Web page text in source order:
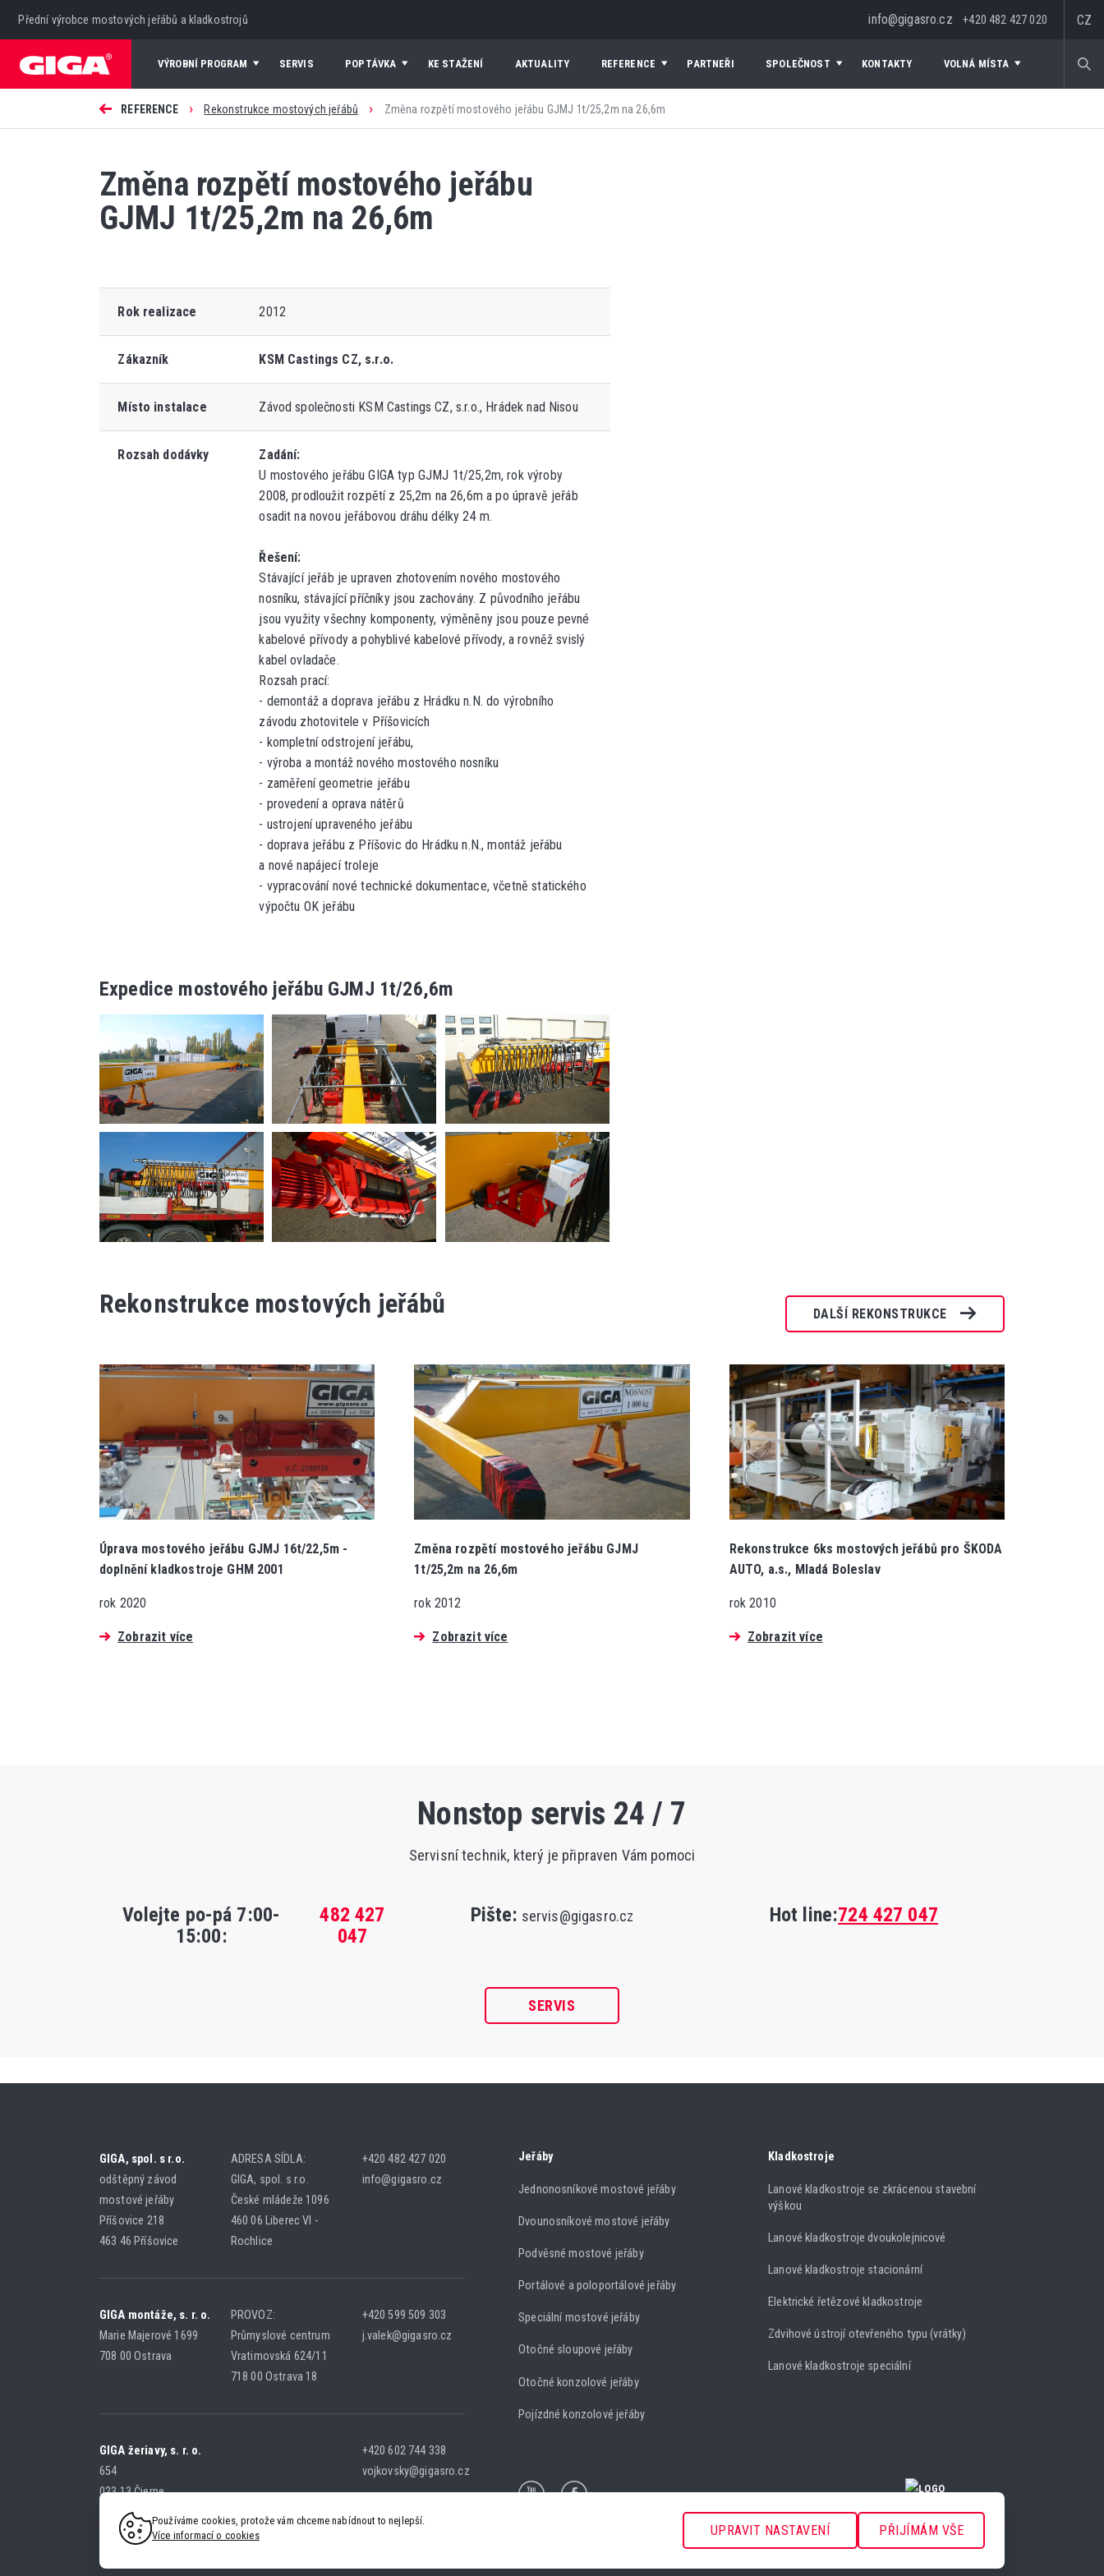
Přední výrobce mostových jeřábů a kladkostrojů info@gigasro.cz+420 482 427 020 CZ
VÝROBNÍ PROGRAM SERVIS POPTÁVKA KE STAŽENÍ AKTUALITY REFERENCE PARTNEŘI SPOLEČNOST KONTAKTY VOLNÁ MÍSTA
REFERENCE › Rekonstrukce mostových jeřábů › Změna rozpětí mostového jeřábu GJMJ 1t/25,2m na 26,6m
Změna rozpětí mostového jeřábu
GJMJ 1t/25,2m na 26,6m
Rok realizace 2012
Zákazník KSM Castings CZ, s.r.o.
Místo instalace Závod společnosti KSM Castings CZ, s.r.o., Hrádek nad Nisou
Rozsah dodávky
Zadání:
U mostového jeřábu GIGA typ GJMJ 1t/25,2m, rok výroby
2008, prodloužit rozpětí z 25,2m na 26,6m a po úpravě jeřáb
osadit na novou jeřábovou dráhu délky 24 m.
Řešení:
Stávající jeřáb je upraven zhotovením nového mostového
nosníku, stávající příčníky jsou zachovány. Z původního jeřábu
jsou využity všechny komponenty, výměněny jsou pouze pevné
kabelové přívody a pohyblivé kabelové přívody, a rovněž svislý
kabel ovladače.
Rozsah prací:
- demontáž a doprava jeřábu z Hrádku n.N. do výrobního
závodu zhotovitele v Příšovicích
- kompletní odstrojení jeřábu,
- výroba a montáž nového mostového nosníku
- zaměření geometrie jeřábu
- provedení a oprava nátěrů
- ustrojení upraveného jeřábu
- doprava jeřábu z Příšovic do Hrádku n.N., montáž jeřábu
a nové napájecí troleje
- vypracování nové technické dokumentace, včetně statického
výpočtu OK jeřábu
Expedice mostového jeřábu GJMJ 1t/26,6m
Rekonstrukce mostových jeřábů DALŠÍ REKONSTRUKCE
Úprava mostového jeřábu GJMJ 16t/22,5m -
doplnění kladkostroje GHM 2001
rok 2020
Zobrazit více
Změna rozpětí mostového jeřábu GJMJ
1t/25,2m na 26,6m
rok 2012
Zobrazit více
Rekonstrukce 6ks mostových jeřábů pro ŠKODA
AUTO, a.s., Mladá Boleslav
rok 2010
Zobrazit více
Nonstop servis 24 / 7
Servisní technik, který je připraven Vám pomoci
Volejte po-pá 7:00-
15:00:
482 427
047
Pište: servis@gigasro.cz Hot line:724 427 047
SERVIS
GIGA, spol. s r.o.
odštěpný závod
mostové jeřáby
Příšovice 218
463 46 Příšovice
ADRESA SÍDLA:
GIGA, spol. s r.o.
České mládeže 1096
460 06 Liberec VI -
Rochlice
+420 482 427 020
info@gigasro.cz
GIGA montáže, s. r. o.
Marie Majerové 1699
708 00 Ostrava
PROVOZ:
Průmyslové centrum
Vratimovská 624/11
718 00 Ostrava 18
+420 599 509 303
j.valek@gigasro.cz
GIGA žeriavy, s. r. o.
654
023 13 Čierne
SLOVENSKÁ REPUBLIKA
+420 602 744 338
vojkovsky@gigasro.cz
Jeřáby
Jednonosníkové mostové jeřáby
Dvounosníkové mostové jeřáby
Podvěsné mostové jeřáby
Portálové a poloportálové jeřáby
Speciální mostové jeřáby
Otočné sloupové jeřáby
Otočné konzolové jeřáby
Pojízdné konzolové jeřáby
Kladkostroje
Lanové kladkostroje se zkrácenou stavební
výškou
Lanové kladkostroje dvoukolejnicové
Lanové kladkostroje stacionární
Elektrické řetězové kladkostroje
Zdvihové ústrojí otevřeného typu (vrátky)
Lanové kladkostroje speciální
Používáme cookies, protože vám chceme nabídnout to nejlepší.
Více informací o cookies
UPRAVIT NASTAVENÍ PŘIJÍMÁM VŠE